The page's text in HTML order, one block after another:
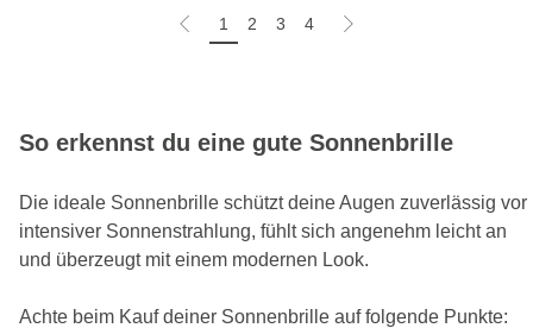
1 2 3 4
So erkennst du eine gute Sonnenbrille
Die ideale Sonnenbrille schützt deine Augen zuverlässig vor
intensiver Sonnenstrahlung, fühlt sich angenehm leicht an
und überzeugt mit einem modernen Look.
Achte beim Kauf deiner Sonnenbrille auf folgende Punkte: